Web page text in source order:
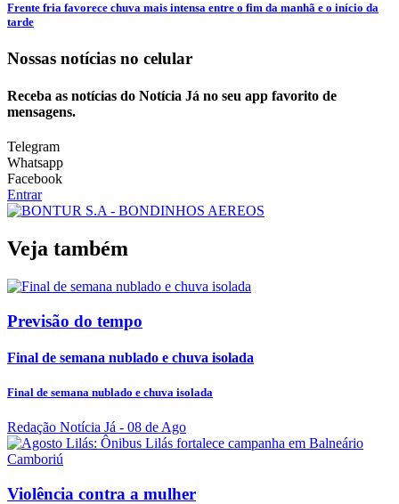
Frente fria favorece chuva mais intensa entre o fim da manhã e o início da
tarde
Nossas notícias no celular
Receba as notícias do Notícia Já no seu app favorito de
mensagens.
Telegram
Whatsapp
Facebook
Entrar
Veja também
Previsão do tempo
Final de semana nublado e chuva isolada
Final de semana nublado e chuva isolada
Redação Notícia Já - 08 de Ago
Violência contra a mulher